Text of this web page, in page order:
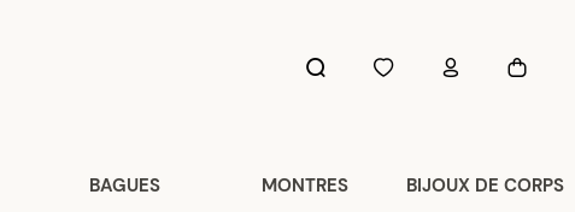
BAGUES MONTRES BIJOUX DE CORPS